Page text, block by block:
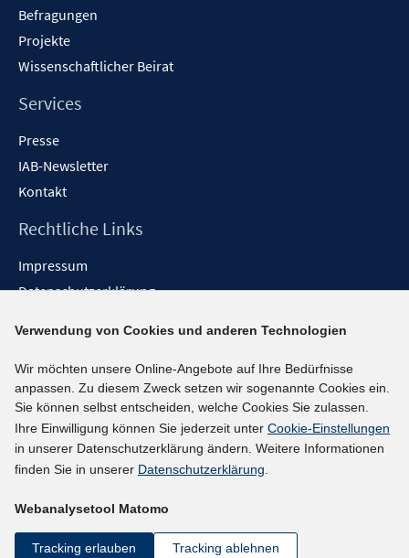
Befragungen
Projekte
Wissenschaftlicher Beirat
Services
Presse
IAB-Newsletter
Kontakt
Rechtliche Links
Impressum
Datenschutzerklärung
Barrieren melden
Social-Media-Kanäle
BlueSky
YouTube
LinkedIn
kununu
Netiquette
Verwendung von Cookies und anderen Technologien
Wir möchten unsere Online-Angebote auf Ihre Bedürfnisse
anpassen. Zu diesem Zweck setzen wir sogenannte Cookies ein.
Sie können selbst entscheiden, welche Cookies Sie zulassen.
Ihre Einwilligung können Sie jederzeit unter Cookie-Einstellungen
in unserer Datenschutzerklärung ändern. Weitere Informationen
finden Sie in unserer Datenschutzerklärung.
Webanalysetool Matomo
Tracking erlauben Tracking ablehnen